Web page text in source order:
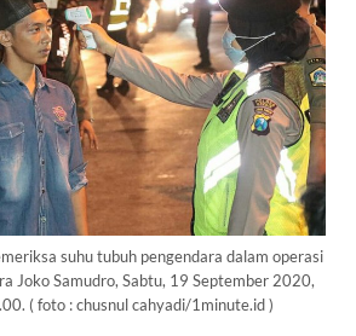
suhu tubuh pengendara dalam operasi
Joko Samudro, Sabtu, 19 September 2020,
( foto : chusnul cahyadi/1minute.id )